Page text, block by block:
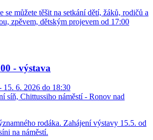
se můžete těšit na setkání dětí, žáků, rodičů a
zpěvem, dětským projevem od 17:00
- výstava
15. 6. 2026 do 18:30
síň, Chittussiho náměstí - Ronov nad
rodáka. Zahájení výstavy 15.5. od
na náměstí.